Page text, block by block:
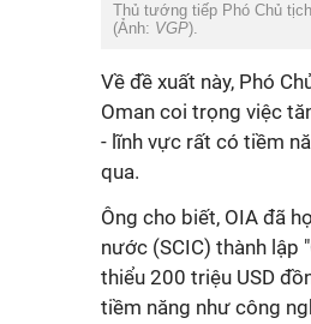
Thủ tướng tiếp Phó Chủ
(Ảnh: VGP).
Về đề xuất này, Phó
Oman coi trọng việc
- lĩnh vực rất có tiềm
qua.
Ông cho biết, OIA đã
nước (SCIC) thành lập
thiểu 200 triệu USD
tiềm năng như công